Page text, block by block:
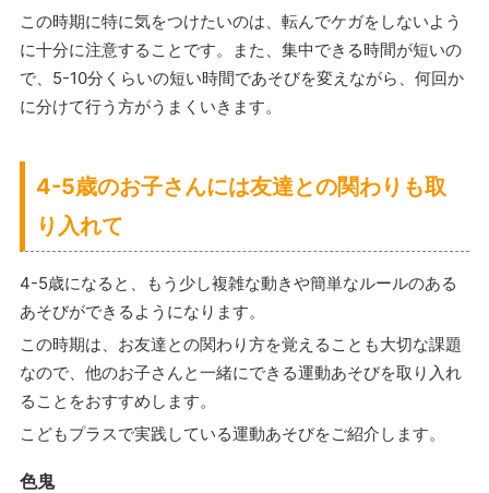
この時期に特に気をつけたいのは、転んでケガをしないよう
に十分に注意することです。また、集中できる時間が短いの
で、5-10分くらいの短い時間であそびを変えながら、何回か
に分けて行う方がうまくいきます。
4-5歳のお子さんには友達との関わりも取
り入れて
4-5歳になると、もう少し複雑な動きや簡単なルールのある
あそびができるようになります。
この時期は、お友達との関わり方を覚えることも大切な課題
なので、他のお子さんと一緒にできる運動あそびを取り入れ
ることをおすすめします。
こどもプラスで実践している運動あそびをご紹介します。
色鬼